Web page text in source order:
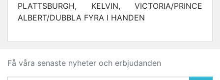
PLATTSBURGH, KELVIN, VICTORIA/PRINCE
ALBERT/DUBBLA FYRA I HANDEN
Få våra senaste nyheter och erbjudanden